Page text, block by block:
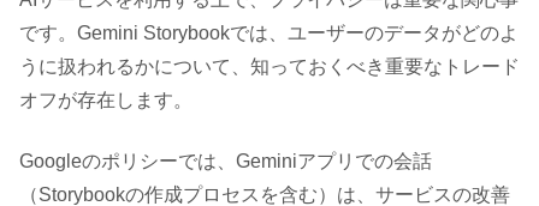
です。Gemini Storybookでは、ユーザーのデータがどのよ
うに扱われるかについて、知っておくべき重要なトレード
オフが存在します。
Googleのポリシーでは、Geminiアプリでの会話
（Storybookの作成プロセスを含む）は、サービスの改善